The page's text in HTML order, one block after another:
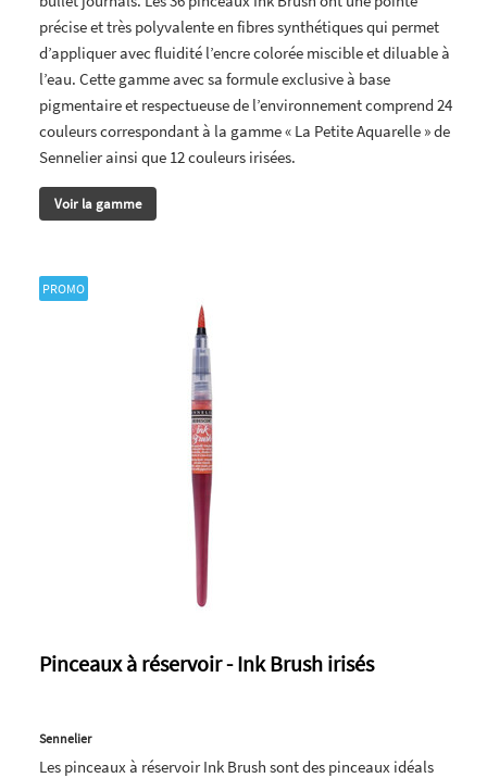
précise et très polyvalente en fibres synthétiques qui permet
d’appliquer avec fluidité l’encre colorée miscible et diluable à
l’eau. Cette gamme avec sa formule exclusive à base
pigmentaire et respectueuse de l’environnement comprend 24
couleurs correspondant à la gamme « La Petite Aquarelle » de
Sennelier ainsi que 12 couleurs irisées.
Voir la gamme
PROMO
Pinceaux à réservoir - Ink Brush irisés
Sennelier
Les pinceaux à réservoir Ink Brush sont des pinceaux idéals